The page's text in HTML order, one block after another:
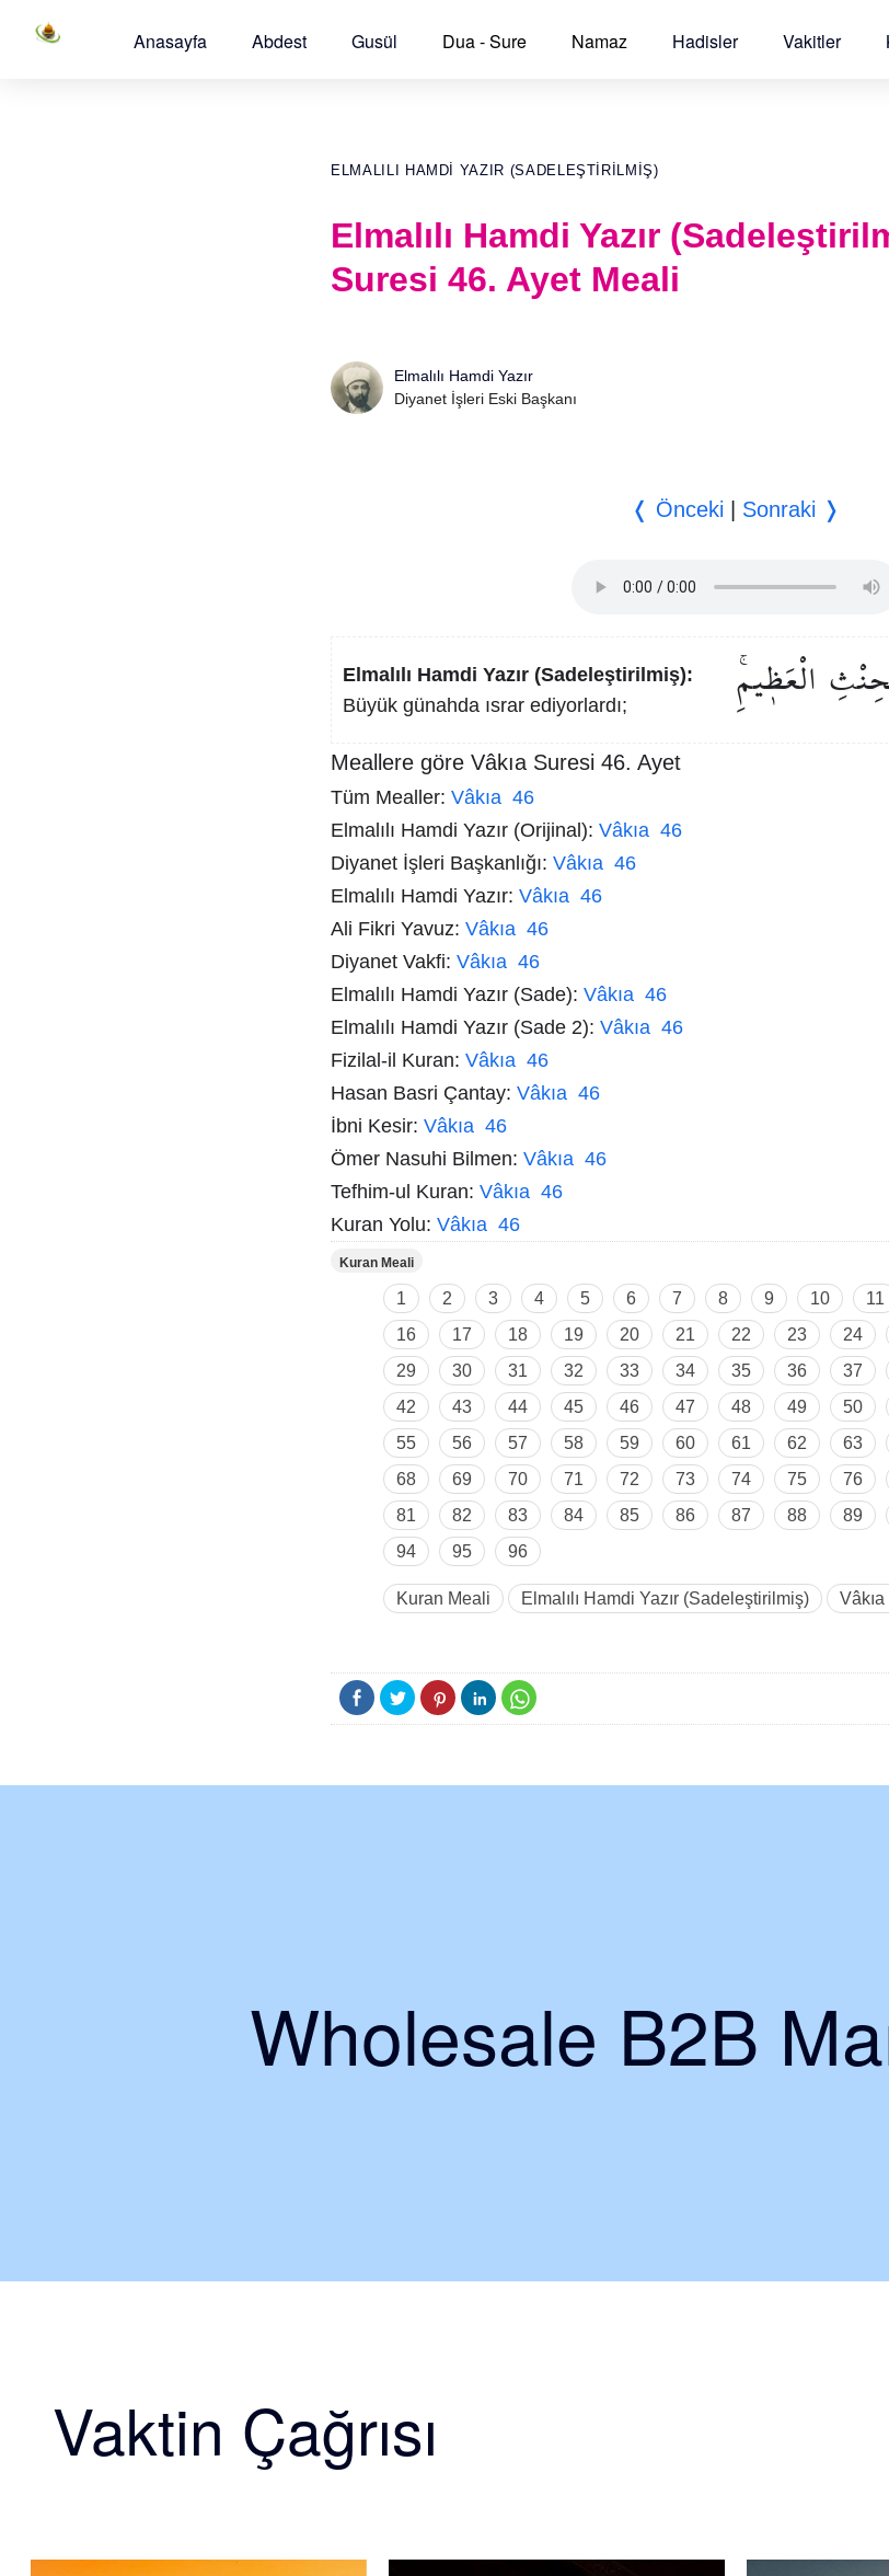
Anasayfa Abdest Gusül Dua - Sure Namaz Hadisler Vakitler
ELMALILI HAMDI YAZIR (SADELEŞTIRILMIŞ)
Elmalılı Hamdi Yazır
Suresi 46. Ayet Meali
Elmalılı Hamdi Yazır
Diyanet İşleri Eski Başkanı
❬ Önceki | Sonraki ❭
الْعَظ۪يمِۚ
Elmalılı Hamdi Yazır (Sadeleştirilmiş):
Büyük günahda ısrar ediyorlardı;
Meallere göre Vâkıa Suresi 46. Ayet
Tüm Mealler: Vâkıa 46
Elmalılı Hamdi Yazır (Orijinal): Vâkıa 46
Diyanet İşleri Başkanlığı: Vâkıa 46
Elmalılı Hamdi Yazır: Vâkıa 46
Ali Fikri Yavuz: Vâkıa 46
Diyanet Vakfi: Vâkıa 46
Elmalılı Hamdi Yazır (Sade): Vâkıa 46
Elmalılı Hamdi Yazır (Sade 2): Vâkıa 46
Fizilal-il Kuran: Vâkıa 46
Hasan Basri Çantay: Vâkıa 46
İbni Kesir: Vâkıa 46
Ömer Nasuhi Bilmen: Vâkıa 46
Tefhim-ul Kuran: Vâkıa 46
Kuran Yolu: Vâkıa 46
Kuran Meali
1 2 3 4 5 6 7 8 9 10 11
16
17 18 19 20 21 22 23 24
29
30 31 32 33 34 35 36 37
42
43 44 45 46 47 48 49 50
55
56 57 58 59 60 61 62 63
68
69 70 71 72 73 74 75 76
81
82 83 84 85 86 87 88 89
94
95 96
Kuran Meali Elmalılı Hamdi Yazır (Sadeleştirilmiş)
Wholesale B2B
Vaktin Çağrısı